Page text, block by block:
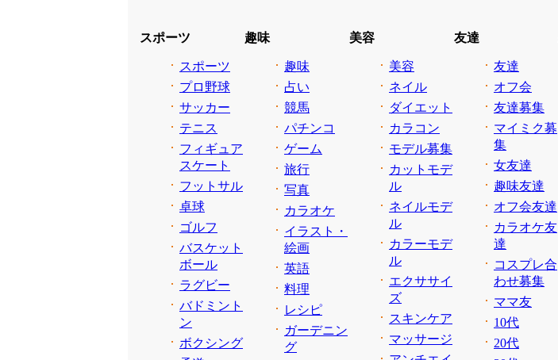
スポーツ
スポーツ
プロ野球
サッカー
テニス
フィギュア
スケート
フットサル
卓球
ゴルフ
バスケット
ボール
ラグビー
バドミント
ン
ボクシング
趣味
趣味
占い
競馬
パチンコ
ゲーム
旅行
写真
カラオケ
イラスト・
絵画
英語
料理
レシピ
ガーデニン
グ
美容
美容
ネイル
ダイエット
カラコン
モデル募集
カットモデ
ル
ネイルモデ
ル
カラーモデ
ル
エクササイ
ズ
スキンケア
マッサージ
友達
友達
オフ会
友達募集
マイミク募
集
女友達
趣味友達
オフ会友達
カラオケ友
達
コスプレ合
わせ募集
ママ友
10代
20代